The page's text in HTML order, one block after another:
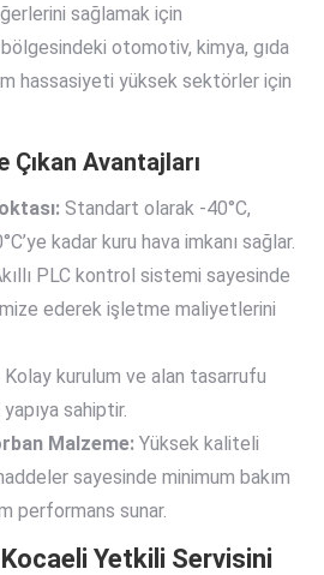
sağlamak için
otomotiv, kimya, gıda
hassasiyeti yüksek sektörler için
Çıkan Avantajları
Standart olarak -40°C,
kadar kuru hava imkanı sağlar.
PLC kontrol sistemi sayesinde
ederek işletme maliyetlerini
Kolay kurulum ve alan tasarrufu
sahiptir.
Malzeme: Yüksek kaliteli
sayesinde minimum bakım
performans sunar.
Yetkili Servisini